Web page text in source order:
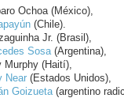
Ochoa (México),
(Chile).
Jr. (Brasil),
Sosa(Argentina),
Murphy (Haití),
Near(Estados Unidos),
Goizueta(argentino